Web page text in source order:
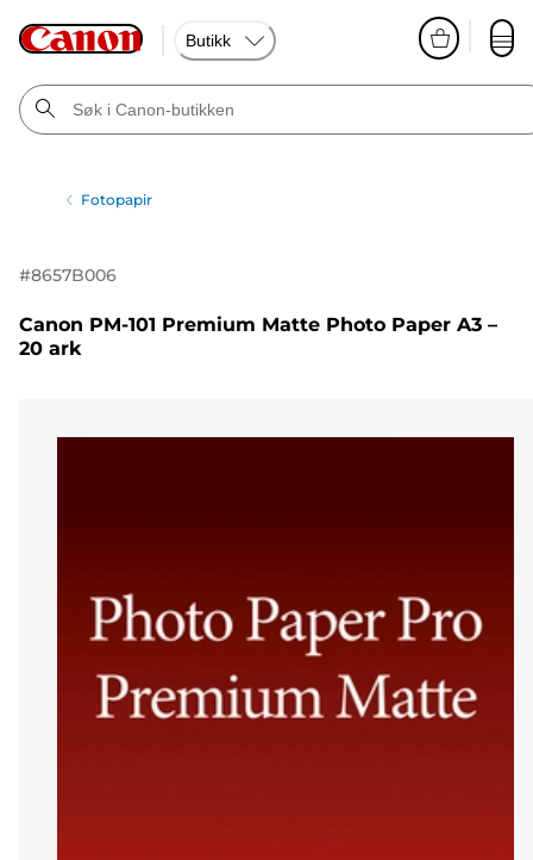
Butikk
Fotopapir
#8657B006
Canon PM-101 Premium Matte Photo Paper A3 –
20 ark